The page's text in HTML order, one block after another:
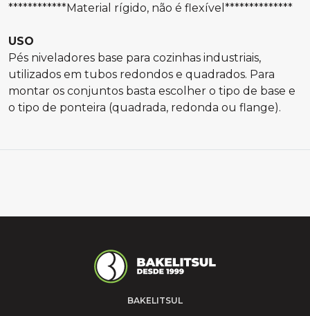
************Material rígido, não é flexível**************
USO
Pés niveladores base para cozinhas industriais,
utilizados em tubos redondos e quadrados. Para
montar os conjuntos basta escolher o tipo de base e
o tipo de ponteira (quadrada, redonda ou flange).
BAKELITSUL